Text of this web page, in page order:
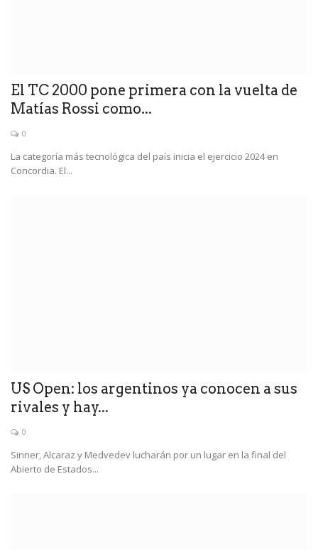
El TC 2000 pone primera con la vuelta de
Matías Rossi como...
0
La categoría más tecnológica del país inicia el ejercicio 2024 en
Concordia. El...
US Open: los argentinos ya conocen a sus
rivales y hay...
0
Sinner, Alcaraz y Medvedev lucharán por un lugar en la final del
Abierto de Estados...